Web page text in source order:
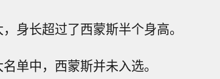
身长超过了西蒙斯半个身高。
单中，西蒙斯并未入选。